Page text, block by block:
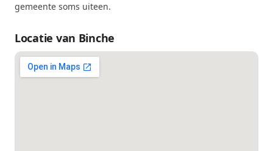
gemeente soms uiteen.
Locatie van Binche